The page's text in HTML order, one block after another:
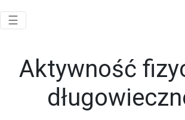
Toggle navigation
☰
Aktywność